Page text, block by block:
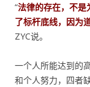
“法律的存在，不是
了标杆底线，因为
ZYC说。
一个人所能达到的
和个人努力，四者